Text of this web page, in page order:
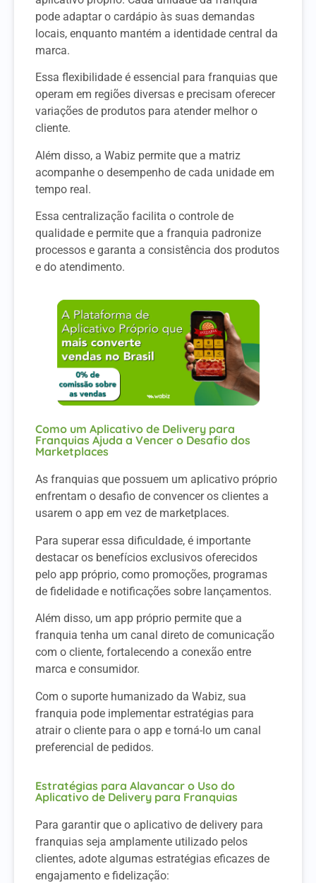
pode adaptar o cardápio às suas demandas
locais, enquanto mantém a identidade central da
marca.
Essa flexibilidade é essencial para franquias que
operam em regiões diversas e precisam oferecer
variações de produtos para atender melhor o
cliente.
Além disso, a Wabiz permite que a matriz
acompanhe o desempenho de cada unidade em
tempo real.
Essa centralização facilita o controle de
qualidade e permite que a franquia padronize
processos e garanta a consistência dos produtos
e do atendimento.
Como um Aplicativo de Delivery para
Franquias Ajuda a Vencer o Desafio dos
Marketplaces
As franquias que possuem um aplicativo próprio
enfrentam o desafio de convencer os clientes a
usarem o app em vez de marketplaces.
Para superar essa dificuldade, é importante
destacar os benefícios exclusivos oferecidos
pelo app próprio, como promoções, programas
de fidelidade e notificações sobre lançamentos.
Além disso, um app próprio permite que a
franquia tenha um canal direto de comunicação
com o cliente, fortalecendo a conexão entre
marca e consumidor.
Com o suporte humanizado da Wabiz, sua
franquia pode implementar estratégias para
atrair o cliente para o app e torná-lo um canal
preferencial de pedidos.
Estratégias para Alavancar o Uso do
Aplicativo de Delivery para Franquias
Para garantir que o aplicativo de delivery para
franquias seja amplamente utilizado pelos
clientes, adote algumas estratégias eficazes de
engajamento e fidelização: